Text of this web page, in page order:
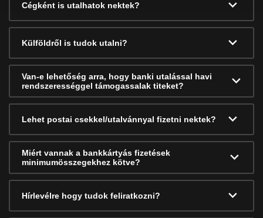
Cégként is utalhatok nektek?
Külföldről is tudok utalni?
Van-e lehetőség arra, hogy banki utalással havi
rendszerességgel támogassalak titeket?
Lehet postai csekkel/utalvánnyal fizetni nektek?
Miért vannak a bankkártyás fizetések
minimumösszegekhez kötve?
Hírlevélre hogy tudok feliratkozni?